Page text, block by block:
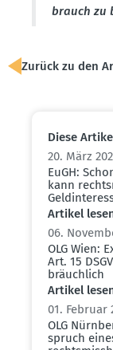
brauch zu
Zurück zu den
Diese
20. März
EuGH:
kann
Artikel
06.
OLG Wien:
Art. 15
bräuchlich
Artikel
01. Februar
OLG
spruch